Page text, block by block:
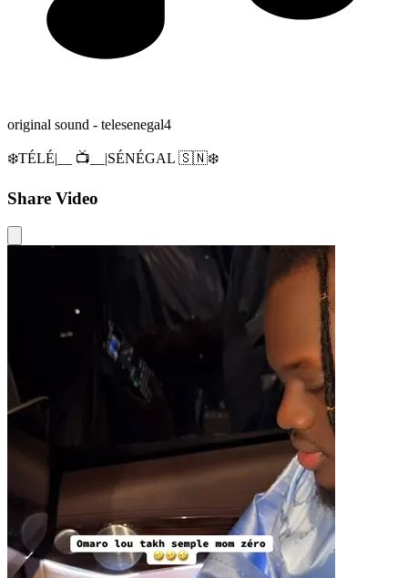
original sound - telesenegal4
❄️TÉLÉ|__ 📺__|SÉNÉGAL 🇸🇳❄️
Share Video